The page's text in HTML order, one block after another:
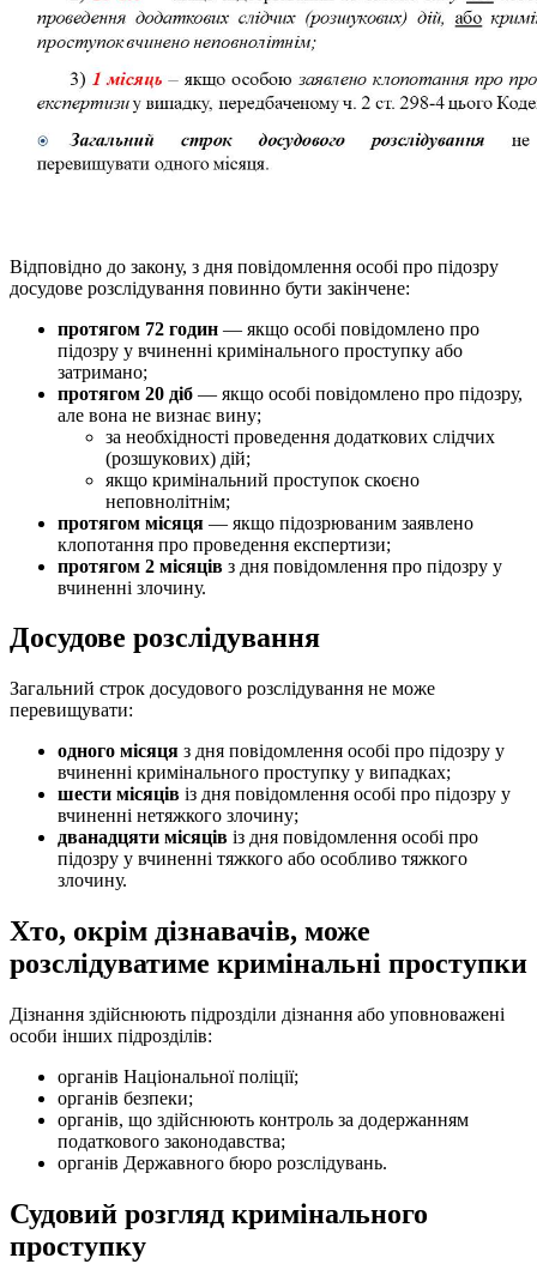
Відповідно до закону, з дня повідомлення особі про підозру
досудове розслідування повинно бути закінчене:
протягом 72 годин — якщо особі повідомлено про
підозру у вчиненні кримінального проступку або
затримано;
протягом 20 діб — якщо особі повідомлено про підозру,
але вона не визнає вину;
за необхідності проведення додаткових слідчих
(розшукових) дій;
якщо кримінальний проступок скоєно
неповнолітнім;
протягом місяця — якщо підозрюваним заявлено
клопотання про проведення експертизи;
протягом 2 місяців з дня повідомлення про підозру у
вчиненні злочину.
Досудове розслідування
Загальний строк досудового розслідування не може
перевищувати:
одного місяця з дня повідомлення особі про підозру у
вчиненні кримінального проступку у випадках;
шести місяців із дня повідомлення особі про підозру у
вчиненні нетяжкого злочину;
дванадцяти місяців із дня повідомлення особі про
підозру у вчиненні тяжкого або особливо тяжкого
злочину.
Хто, окрім дізнавачів, може
розслідуватиме кримінальні проступки
Дізнання здійснюють підрозділи дізнання або уповноважені
особи інших підрозділів:
органів Національної поліції;
органів безпеки;
органів, що здійснюють контроль за додержанням
податкового законодавства;
органів Державного бюро розслідувань.
Судовий розгляд кримінального
проступку